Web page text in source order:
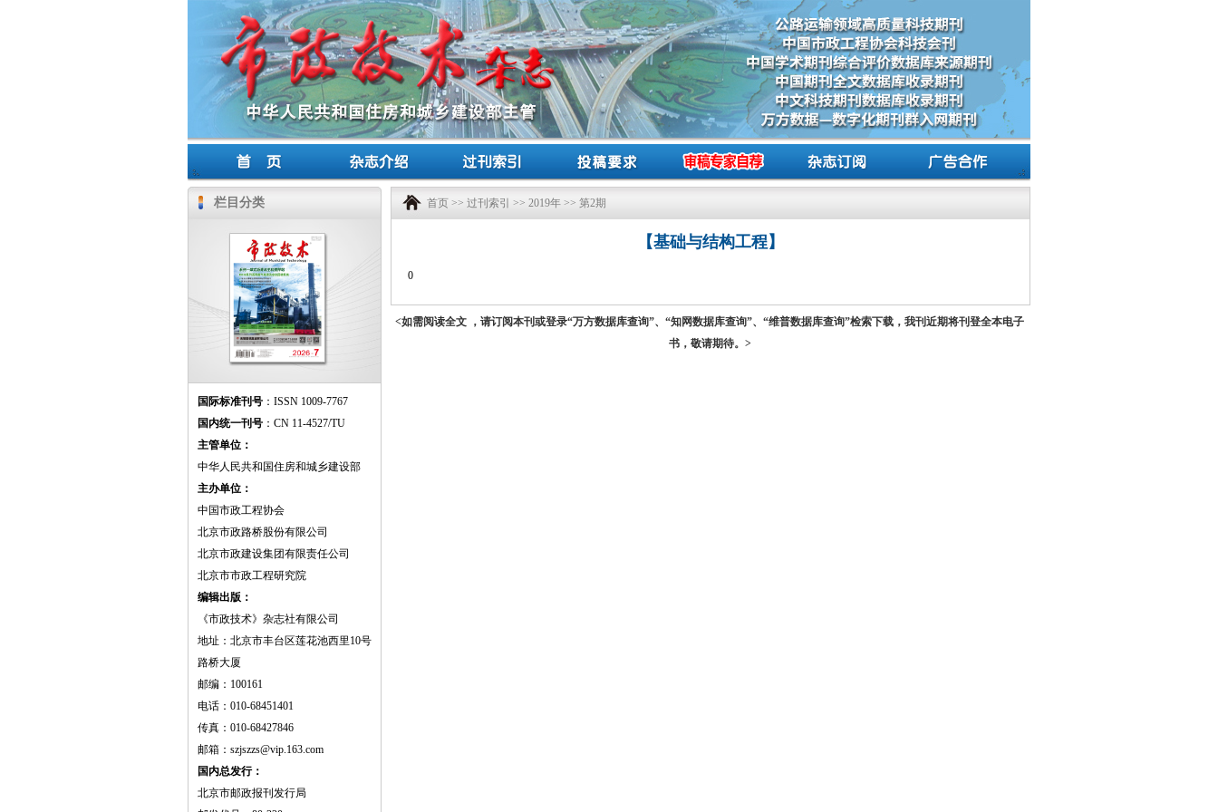
栏目分类
国际标准刊号 ：ISSN 1009-7767
国内统一刊号 ：CN 11-4527/TU
主管单位：
中华人民共和国住房和城乡建设部
主办单位：
中国市政工程协会
北京市政路桥股份有限公司
北京市政建设集团有限责任公司
北京市市政工程研究院
编辑出版：
《市政技术》杂志社有限公司
地址：北京市丰台区莲花池西里10号
路桥大厦
邮编：100161
电话：010-68451401
传真：010-68427846
邮箱：szjszzs@vip.163.com
国内总发行：
北京市邮政报刊发行局
首页 >> 过刊索引 >> 2019年 >> 第2期
【基础与结构工程】
0
<如需阅读全文 ，请订阅本刊或登录“万方数据库查询”、“知网数据库查询”、“维普数据库查询”检索下载，我刊近期将刊登全本电子
书，敬请期待。>